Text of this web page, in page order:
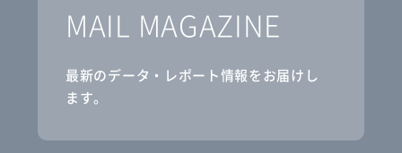
MAIL MAGAZINE
最新のデータ・レポート情報をお届けし
ます。